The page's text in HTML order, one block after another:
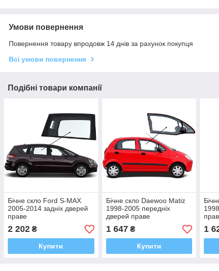
Умови повернення
Повернення товару впродовж 14 днів за рахунок покупця
Всі умови повернення
Подібні товари компанії
Бічне скло Ford S-MAX
2005-2014 задніх дверей
праве
2 202 ₴
Купити
Бічне скло Daewoo Matiz
1998-2005 передніх
дверей праве
1 647₴
Купити
1